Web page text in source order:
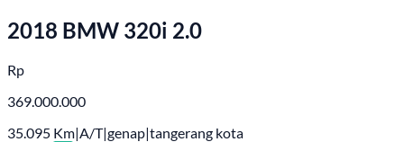
2018 BMW 320i 2.0
Rp
369.000.000
35.095 Km|A/T|genap|tangerang kota